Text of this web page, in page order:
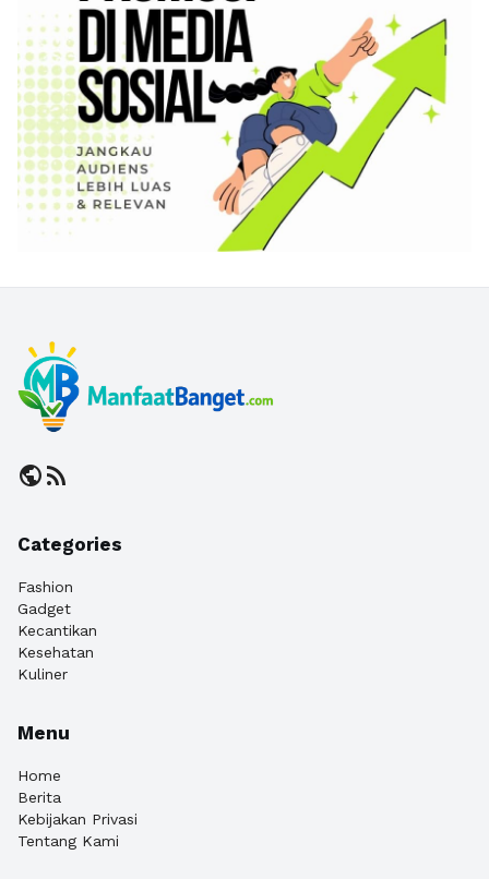
publicrss_feed
Categories
Fashion
Gadget
Kecantikan
Kesehatan
Kuliner
Menu
Home
Berita
Kebijakan Privasi
Tentang Kami